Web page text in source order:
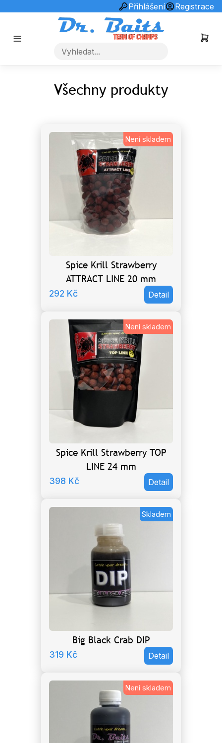
+420731253510Přihlášení Registrace
Všechny produkty
Není skladem
Spice Krill Strawberry
ATTRACT LINE 20 mm
292 Kč Detail
Není skladem
Spice Krill Strawberry TOP
LINE 24 mm
398 Kč Detail
Skladem
Big Black Crab DIP
319 Kč Detail
Není skladem